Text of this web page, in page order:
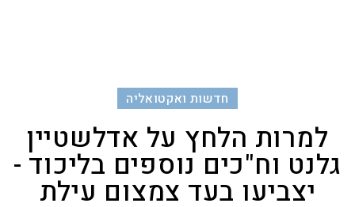
חדשות ואקטואליה
למרות הלחץ על אדלשטיין
גלנט וח"כים נוספים בליכוד -
יצביעו בעד צמצום עילת